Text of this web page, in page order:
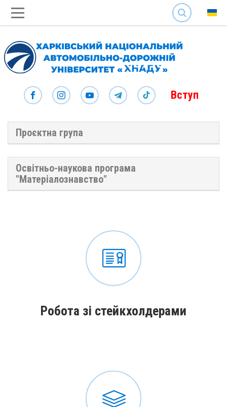
SEARCH
Вступ
Проєктна група
Освітньо-наукова програма
"Матеріалознавство"
Робота зі стейкхолдерами